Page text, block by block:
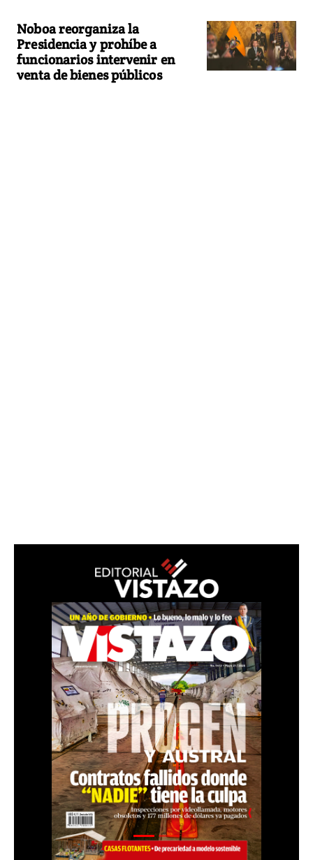
Noboa reorganiza la
Presidencia y prohíbe a
funcionarios intervenir en
venta de bienes públicos